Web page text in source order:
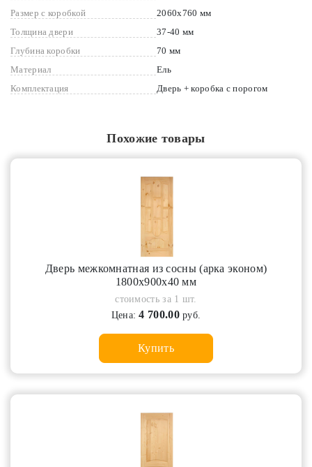
Размер с коробкой
2060x760 мм
Толщина двери
37-40 мм
Глубина коробки
70 мм
Материал
Ель
Комплектация
Дверь + коробка с порогом
Похожие товары
Дверь межкомнатная из сосны (арка эконом)
1800х900х40 мм
стоимость за 1 шт.
Цена:4 700.00руб.
Купить